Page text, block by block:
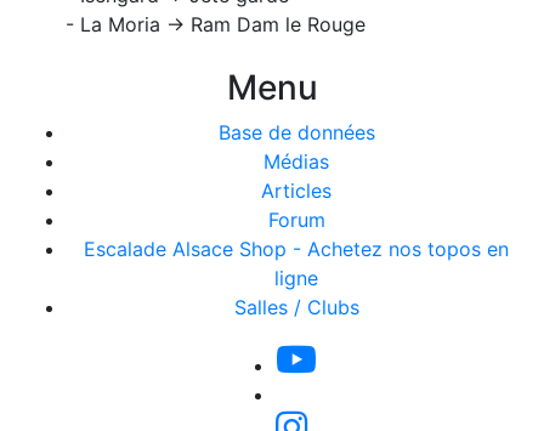
- La Moria -> Ram Dam le Rouge
Menu
Base de données
Médias
Articles
Forum
Escalade Alsace Shop - Achetez nos topos en
ligne
Salles / Clubs